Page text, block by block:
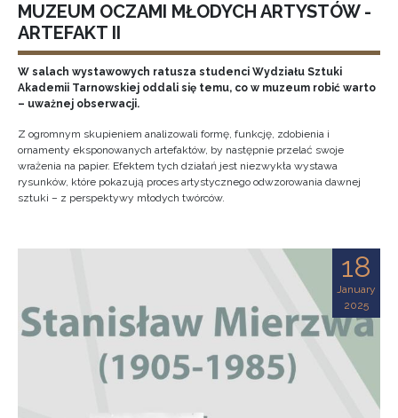
MUZEUM OCZAMI MŁODYCH ARTYSTÓW -
ARTEFAKT II
W salach wystawowych ratusza studenci Wydziału Sztuki
Akademii Tarnowskiej oddali się temu, co w muzeum robić warto
– uważnej obserwacji.
Z ogromnym skupieniem analizowali formę, funkcję, zdobienia i
ornamenty eksponowanych artefaktów, by następnie przelać swoje
wrażenia na papier. Efektem tych działań jest niezwykła wystawa
rysunków, które pokazują proces artystycznego odwzorowania dawnej
sztuki – z perspektywy młodych twórców.
18
January
2025